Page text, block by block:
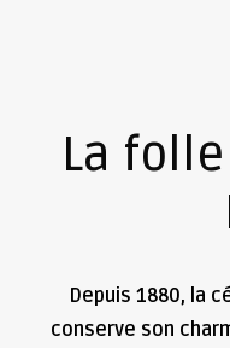
La
Depuis 1880, la
conserve son